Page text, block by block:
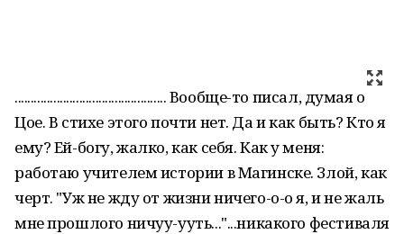
............................................... Вообще-то пи­сал, думая о
Цое. В стихе этого почти нет. Да и как быть? Кто я
ему? Ей-богу, жалко, как себя. Как у меня:
работаю учите­лем истории в Магинске. Злой, как
черт. "Уж не жду от жизни ничего-о-о я, и не жаль
мне прошлого ничуу-ууть..."...ника­кого фестиваля